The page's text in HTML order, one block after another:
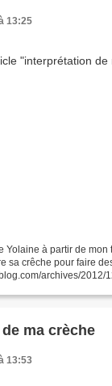
13:25
Yolaine à partir de mon
sa crêche pour faire
archives/2012/
archives/2012/
ma crèche
13:53